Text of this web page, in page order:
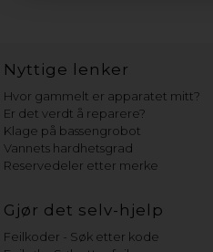
Nyttige lenker
Hvor gammelt er apparatet mitt?
Er det verdt å reparere?
Klage på bassengrobot
Vannets hardhetsgrad
Reservedeler etter merke
Gjør det selv-hjelp
Feilkoder - Søk etter kode